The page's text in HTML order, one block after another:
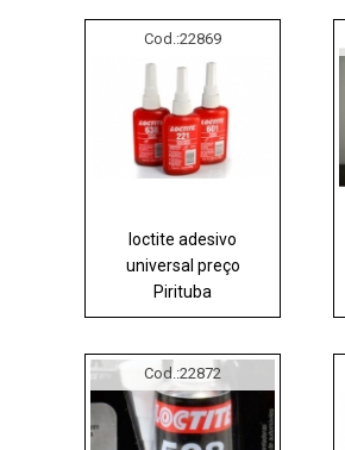
Cod.:22869
loctite adesivo
universal preço
Pirituba
Cod.:22872